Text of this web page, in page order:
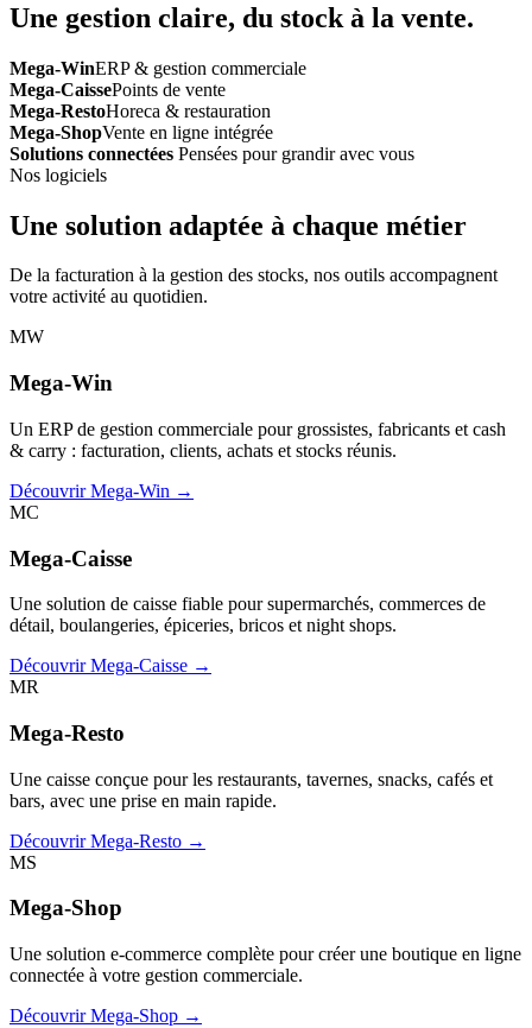
Une gestion claire, du stock à la vente.
Mega-WinERP & gestion commerciale
Mega-CaissePoints de vente
Mega-RestoHoreca & restauration
Mega-ShopVente en ligne intégrée
Solutions connectées Pensées pour grandir avec vous
Nos logiciels
Une solution adaptée à chaque métier
De la facturation à la gestion des stocks, nos outils accompagnent
votre activité au quotidien.
MW
Mega-Win
Un ERP de gestion commerciale pour grossistes, fabricants et cash
& carry : facturation, clients, achats et stocks réunis.
Découvrir Mega-Win →
MC
Mega-Caisse
Une solution de caisse fiable pour supermarchés, commerces de
détail, boulangeries, épiceries, bricos et night shops.
Découvrir Mega-Caisse →
MR
Mega-Resto
Une caisse conçue pour les restaurants, tavernes, snacks, cafés et
bars, avec une prise en main rapide.
Découvrir Mega-Resto →
MS
Mega-Shop
Une solution e-commerce complète pour créer une boutique en ligne
connectée à votre gestion commerciale.
Découvrir Mega-Shop →